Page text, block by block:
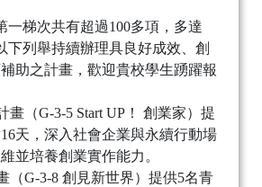
一梯次共有超過100多項，多達
下列舉持續辦理具良好成效、創
助之計畫，歡迎貴校學生踴躍報
畫（G-3-5 Start UP！ 創業家）提
天，深入社會企業與永續行動場
並培養創業實作能力。
（G-3-8 創見新世界）提供5名青